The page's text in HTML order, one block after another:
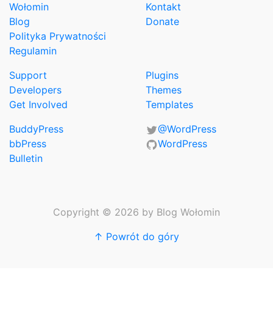
Wołomin
Blog
Polityka Prywatności
Regulamin
Kontakt
Donate
Support
Developers
Get Involved
Plugins
Themes
Templates
BuddyPress
bbPress
Bulletin
@WordPress
WordPress
Copyright © 2026 by Blog Wołomin
↑ Powrót do góry